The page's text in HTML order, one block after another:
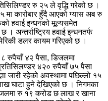
रु २५ ले वृद्धि गरेको छ ।
मा कारोबार हुँदै आएको ग्यास अब रु
हवाई इन्धनको मूल्यसमेत
अन्तर्राष्ट्रिय हवाई इन्धनतर्फ
डलर कायम गरिएको छ ।
८ रुपैयाँ ४२ पैसा, डिजलमा
४२० रुपैयाँ ७५ पैसा
जारी रहेको अवस्थामा पछिल्लो १५
घाटा हुने देखिएको छ । निगमका
रु १९ करोड छ लाख र खाना